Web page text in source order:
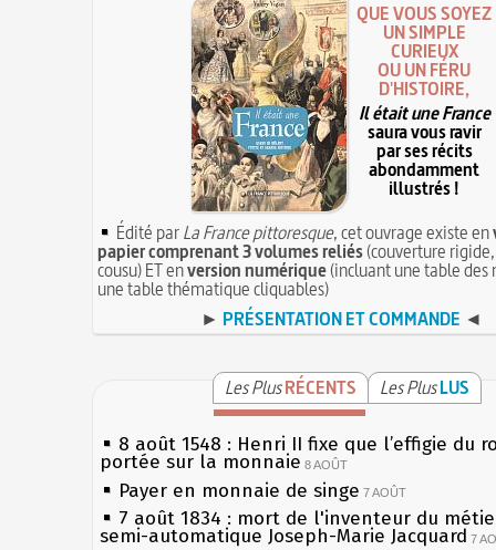
QUE VOUS SOYEZ
UN SIMPLE
CURIEUX
OU UN FÉRU
D'HISTOIRE,
Il était une France
saura vous ravir
par ses récits
abondamment
illustrés !
Édité parLa France pittoresque, cet ouvrage existe en
papier comprenant 3 volumes reliés(couverture
cousu) ET enversion numérique(incluant une table des
une table thématique cliquables)
► PRÉSENTATION ET COMMANDE ◄
Les PlusRÉCENTS Les PlusLUS
8 août 1548 : Henri II fixe que l’effigie du
portée sur la monnaie 8 AOÛT
Payer en monnaie de singe 7 AOÛT
7 août 1834 : mort de l'inventeur du
semi-automatique Joseph-Marie Jacquard 7